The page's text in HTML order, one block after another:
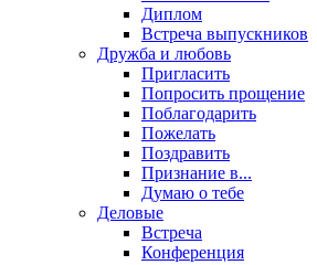
Диплом
Встреча выпускников
Дружба и любовь
Пригласить
Попросить прощение
Поблагодарить
Пожелать
Поздравить
Признание в...
Думаю о тебе
Деловые
Встреча
Конференция